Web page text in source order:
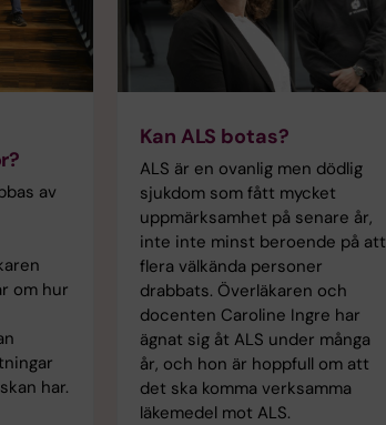
av
om hur
har.
Kan ALS botas?
ALS är en ovanlig men dödlig
sjukdom som fått mycket
uppmärksamhet på senare år,
inte inte minst beroende på att
flera välkända personer
drabbats. Överläkaren och
docenten Caroline Ingre har
ägnat sig åt ALS under många
år, och hon är hoppfull om att
det ska komma verksamma
läkemedel mot ALS.